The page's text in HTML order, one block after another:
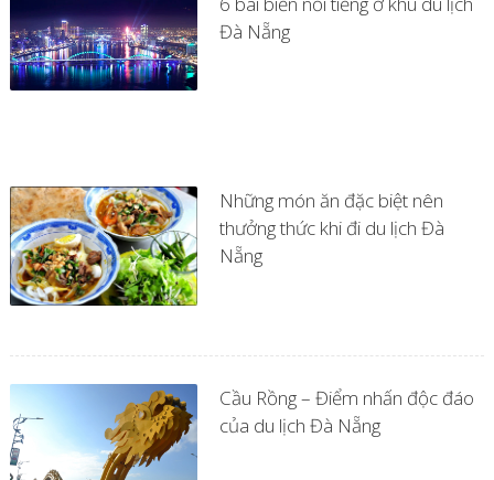
Đà Nẵng
Những món ăn đặc biệt nên
thưởng thức khi đi du lịch Đà
Nẵng
Cầu Rồng – Điểm nhấn độc đáo
của du lịch Đà Nẵng